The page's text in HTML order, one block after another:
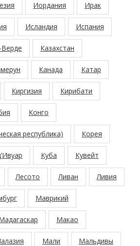
Иордания Ирак
Исландия Испания
Казахстан
Канада Катар
Киргизия Кирибати
Конго
республика) Корея
Куба Кувейт
Лесото Ливан Ливия
Маврикий
Макао
Мали Мальдивы